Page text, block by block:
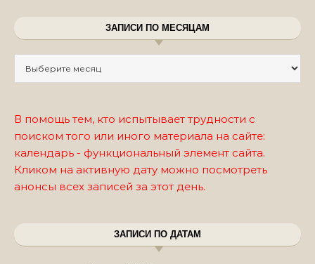
ЗАПИСИ ПО МЕСЯЦАМ
В помощь тем, кто испытывает трудности с
поиском того или иного материала на сайте:
календарь - функциональный элемент сайта.
Кликом на активную дату можно посмотреть
анонсы всех записей за этот день.
ЗАПИСИ ПО ДАТАМ